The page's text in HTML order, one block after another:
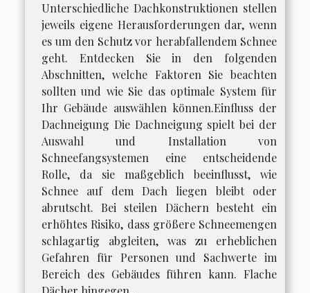
Unterschiedliche Dachkonstruktionen stellen
jeweils eigene Herausforderungen dar, wenn
es um den Schutz vor herabfallendem Schnee
geht. Entdecken Sie in den folgenden
Abschnitten, welche Faktoren Sie beachten
sollten und wie Sie das optimale System für
Ihr Gebäude auswählen können.Einfluss der
Dachneigung Die Dachneigung spielt bei der
Auswahl und Installation von
Schneefangsystemen eine entscheidende
Rolle, da sie maßgeblich beeinflusst, wie
Schnee auf dem Dach liegen bleibt oder
abrutscht. Bei steilen Dächern besteht ein
erhöhtes Risiko, dass größere Schneemengen
schlagartig abgleiten, was zu erheblichen
Gefahren für Personen und Sachwerte im
Bereich des Gebäudes führen kann. Flache